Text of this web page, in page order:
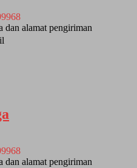
dan alamat pengiriman
dan alamat pengiriman